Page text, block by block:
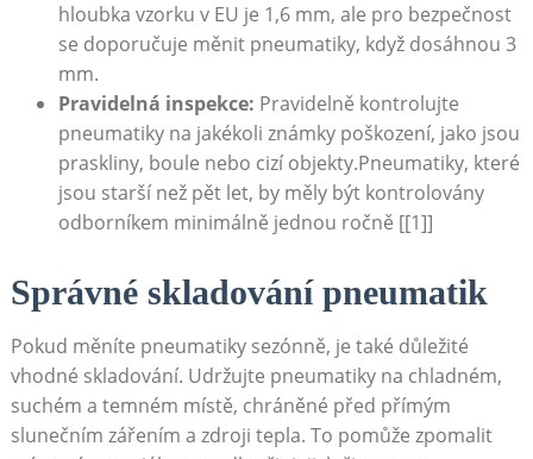
hloubka vzorku v​ EU je‍ 1,6 mm, ale pro​ bezpečnost‍
se doporučuje měnit pneumatiky, když dosáhnou 3
mm.
Pravidelná inspekce: Pravidelně kontrolujte
pneumatiky na jakékoli⁢ známky poškození, jako​ jsou
praskliny,⁢ boule nebo cizí objekty.Pneumatiky, které
jsou⁤ starší než ⁣pět let, ⁣by⁤ měly být kontrolovány
odborníkem minimálně jednou ročně [[1]]
Správné ⁢skladování‌ pneumatik
Pokud měníte pneumatiky⁢ sezónně,⁣ je také důležité
vhodné skladování. Udržujte pneumatiky na chladném,
suchém a temném místě, chráněné před přímým‍
slunečním zářením a zdroji tepla. To⁢ pomůže zpomalit